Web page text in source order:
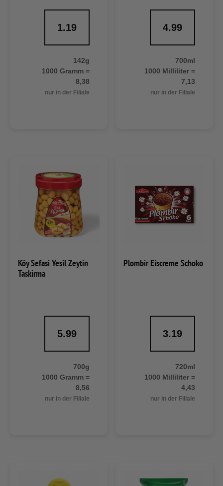
1.19
142g
1000 Gramm =
8,38
nur in der Filiale
4.99
700ml
1000 Milliliter =
7,13
nur in der Filiale
Köy Sefasi Yesil Zeytin
Taskirma
5.99
700g
1000 Gramm =
8,56
nur in der Filiale
Plombir Eiscreme Schoko
3.19
720ml
1000 Milliliter =
4,43
nur in der Filiale